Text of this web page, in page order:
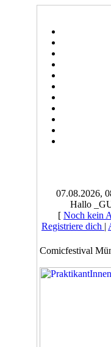
07.08.2026,
Hallo
[ Noch kein
Registriere dich |
Comicfestival